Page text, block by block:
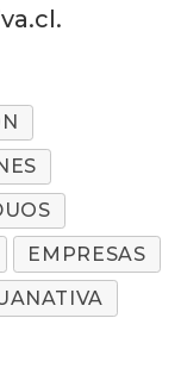
EMPRESAS